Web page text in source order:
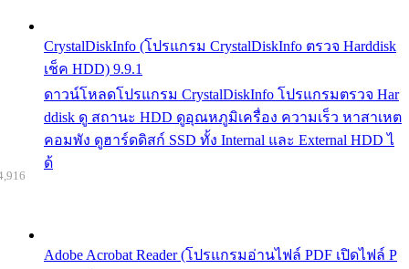
CrystalDiskInfo (โปรแกรม CrystalDiskInfo ตรวจ Harddisk
เช็ค HDD) 9.9.1
ดาวน์โหลดโปรแกรม CrystalDiskInfo โปรแกรมตรวจ Har
ddisk ดู สถานะ HDD ดูอุณหภูมิเครื่อง ความเร็ว หาสาเหต
คอมพัง ดูฮาร์ดดิสก์ SSD ทั้ง Internal และ External HDD ไ
ด้
Adobe Acrobat Reader (โปรแกรมอ่านไฟล์ PDF เปิดไฟล์ P